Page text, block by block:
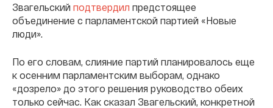
Звагельский подтвердил предстоящее
объединение с парламентской партией «Новые
люди».
По его словам, слияние партий планировалось еще
к осенним парламентским выборам, однако
«дозрело» до этого решения руководство обеих
только сейчас. Как сказал Звагельский, конкретной